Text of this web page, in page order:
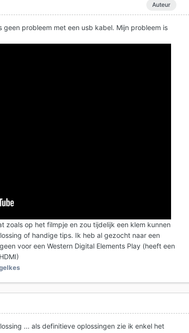
Auteur
probleem met een usb kabel. Mijn probleem is
zoals op het filmpje en zou tijdelijk een klem kunnen
of handige tips. Ik heb al gezocht naar een
voor een Western Digital Elements Play (heeft een
... als definitieve oplossingen zie ik enkel het